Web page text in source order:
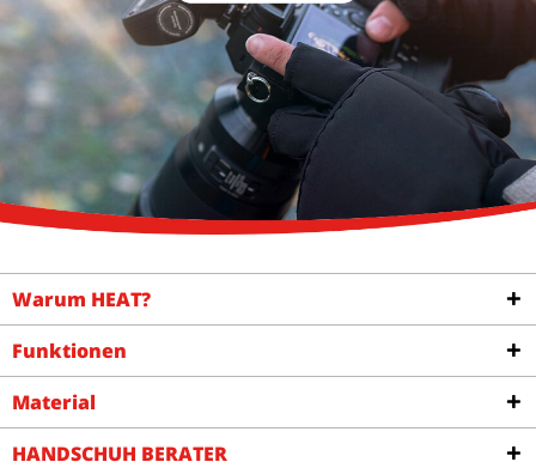
Warum HEAT?
Funktionen
Material
HANDSCHUH BERATER